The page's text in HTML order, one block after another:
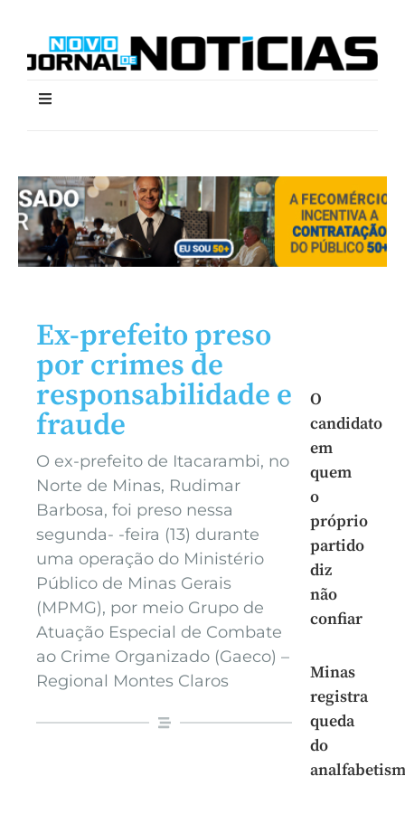
Ex-prefeito preso
por crimes de
responsabilidade e
fraude
O ex-prefeito de Itacarambi, no
Norte de Minas, Rudimar
Barbosa, foi preso nessa
segunda- -feira (13) durante
uma operação do Ministério
Público de Minas Gerais
(MPMG), por meio Grupo de
Atuação Especial de Combate
ao Crime Organizado (Gaeco) –
Regional Montes Claros
O
candidato
em
quem
o
próprio
partido
diz
não
confiar
Minas
registra
queda
do